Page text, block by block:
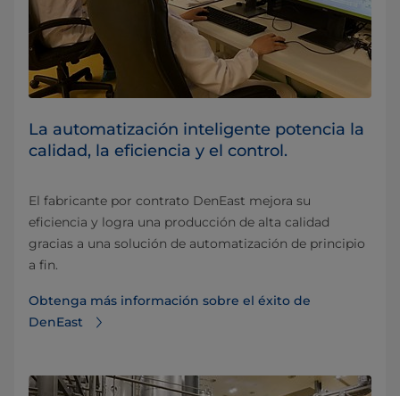
La automatización inteligente potencia la
calidad, la eficiencia y el control.
El fabricante por contrato DenEast mejora su
eficiencia y logra una producción de alta calidad
gracias a una solución de automatización de principio
a fin.
Obtenga más información sobre el éxito de
DenEast